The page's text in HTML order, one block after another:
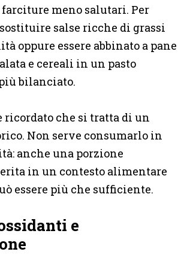
meno salutari. Per
salse ricche di grassi
oppure essere abbinato a pane
e cereali in un pasto
bilanciato.
ricordato che si tratta di un
Non serve consumarlo in
anche una porzione
in un contesto alimentare
essere più che sufficiente.
e